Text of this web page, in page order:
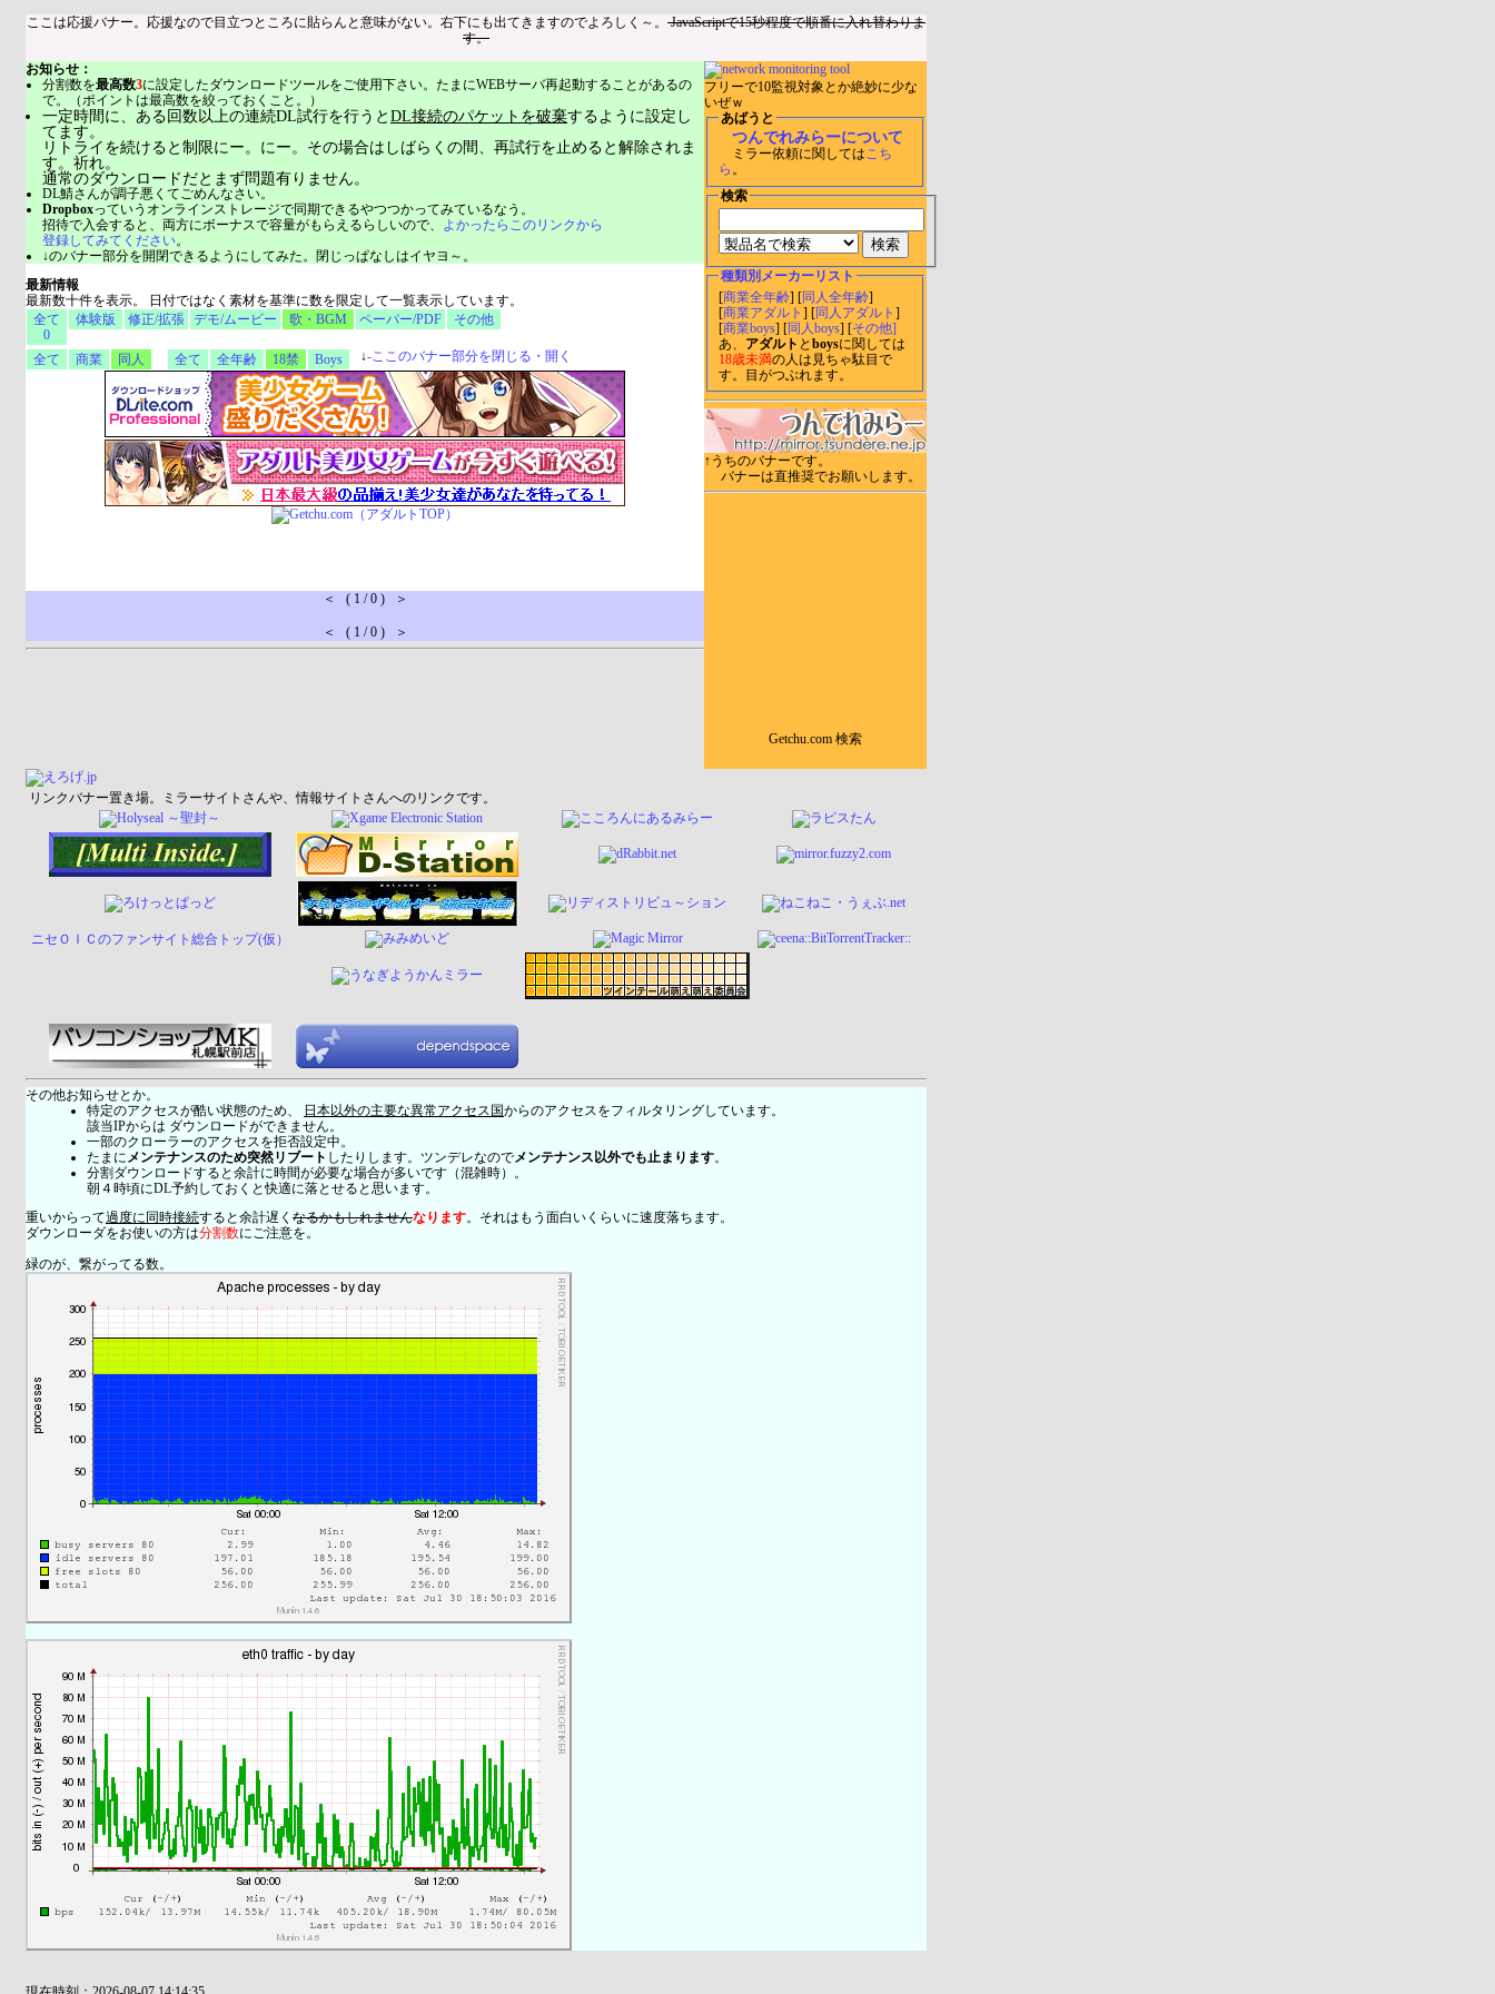
ここは応援バナー。応援なので目立つところに貼らんと意味がない。右下にも出てきますのでよろしく～。 JavaScriptで15秒程度で順番に入れ替わりま
す。
フリーで10監視対象とか絶妙に少な
いぜｗ
あばうと
つんでれみらーについて
ミラー依頼に関してはこち
ら 。
検索
種類別メーカーリスト
[商業全年齢 ] [同人全年齢]
[商業アダルト ] [同人アダルト ]
[商業boys] [同人boys ] [その他]
あ、 アダルト とboysに関しては
18歳未満の人は見ちゃ駄目で
す。目がつぶれます。
↑うちのバナーです。
バナーは直推奨でお願いします。
Getchu.com 検索
お知らせ：
分割数を最高数3に設定したダウンロードツールをご使用下さい。たまにWEBサーバ再起動することがあるの
で。（ポイントは最高数を絞っておくこと。）
一定時間に、ある回数以上の連続DL試行を行うとDL接続のパケットを破棄するように設定し
てます。
リトライを続けると制限にー。にー。その場合はしばらくの間、再試行を止めると解除されま
す。祈れ。
通常のダウンロードだとまず問題有りません。
DL鯖さんが調子悪くてごめんなさい。
Dropboxっていうオンラインストレージで同期できるやつつかってみているなう。
招待で入会すると、両方にボーナスで容量がもらえるらしいので、 よかったらこのリンクから
登録してみてください。
↓のバナー部分を開閉できるようにしてみた。閉じっぱなしはイヤヨ～。
最新情報
最新数十件を表示。 日付ではなく素材を基準に数を限定して一覧表示しています。
全て
0
体験版 修正/拡張 デモ/ムービー 歌・BGM ペーパー/PDF その他
全て 商業 同人 全て 全年齢 18禁 Boys ↓-ここのバナー部分を閉じる・開く
＜ ( 1 / 0 ) ＞
＜ ( 1 / 0 ) ＞
リンクバナー置き場。ミラーサイトさんや、情報サイトさんへのリンクです。
ニセＯＩＣのファンサイト総合トップ(仮）
その他お知らせとか。
特定のアクセスが酷い状態のため、
日本以外の主要な異常アクセス国からのアクセスをフィルタリングしています。
該当IPからは ダウンロードができません。
一部のクローラーのアクセスを拒否設定中。
たまにメンテナンスのため突然リブート したりします。ツンデレなのでメンテナンス以外でも止まります。
分割ダウンロードすると余計に時間が必要な場合が多いです（混雑時）。
朝４時頃にDL予約しておくと快適に落とせると思います。
重いからって過度に同時接続すると余計遅く なるかもしれませんなります。それはもう面白いくらいに速度落ちます。
ダウンローダをお使いの方は分割数にご注意を。
緑のが、繋がってる数。